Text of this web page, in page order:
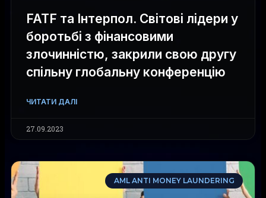
FATF та Інтерпол. Світові лідери у
боротьбі з фінансовими
злочинністю, закрили свою другу
спільну глобальну конференцію
ЧИТАТИ ДАЛІ
27.09.2023
AML ANTI MONEY LAUNDERING